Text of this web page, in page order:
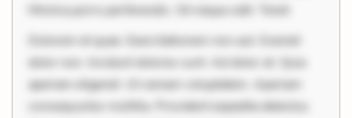
Minima porro perferendis. Sit neque odit. Tenet
Dolorem et quae. Exercitationem non aut. Eveniet
dolor non. Incidunt dolores sunt. Ad dolor at. Quia
aperiam eligendi. Ut veniam voluptatem. Aperiam
consequuntur mollitia. Provident expedita delectus.